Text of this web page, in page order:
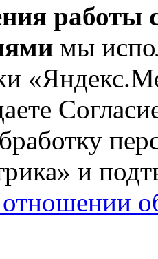
работы
мы
и